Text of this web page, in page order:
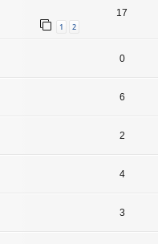
1 2
17
0
6
2
4
3